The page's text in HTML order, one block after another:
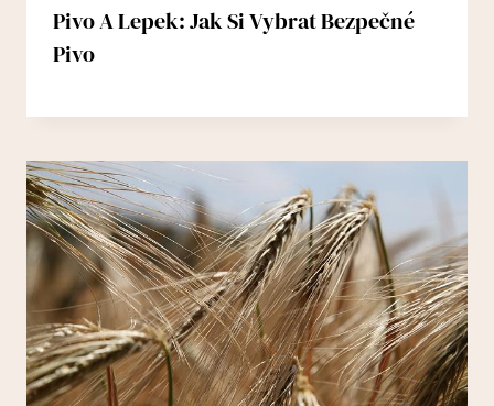
Pivo A Lepek: Jak Si Vybrat Bezpečné
Pivo